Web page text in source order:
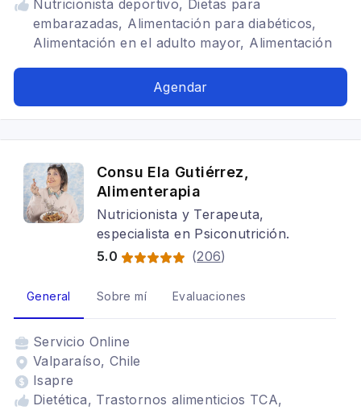
Nutricionista deportivo, Dietas para
embarazadas, Alimentación para diabéticos,
Alimentación en el adulto mayor, Alimentación
celiacos, Alimentación para colon irritable,
digestivos, Vegetarianismo y veganismo, SIBO
Agendar
Consu Ela Gutiérrez,
Alimenterapia
Nutricionista y Terapeuta,
especialista en Psiconutrición.
5.0
(206)
General Sobre mí Evaluaciones
Servicio Online
Valparaíso, Chile
Isapre
Dietética, Trastornos alimenticios TCA,